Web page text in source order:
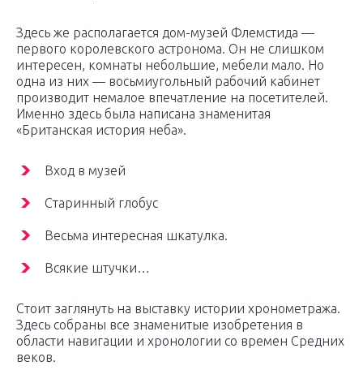
Здесь же располагается дом-музей Флемстида —
первого королевского астронома. Он не слишком
интересен, комнаты небольшие, мебели мало. Но
одна из них — восьмиугольный рабочий кабинет
производит немалое впечатление на посетителей.
Именно здесь была написана знаменитая
«Британская история неба».
Вход в музей
Старинный глобус
Весьма интересная шкатулка.
Всякие штучки…
Стоит заглянуть на выставку истории хронометража.
Здесь собраны все знаменитые изобретения в
области навигации и хронологии со времен Средних
веков.